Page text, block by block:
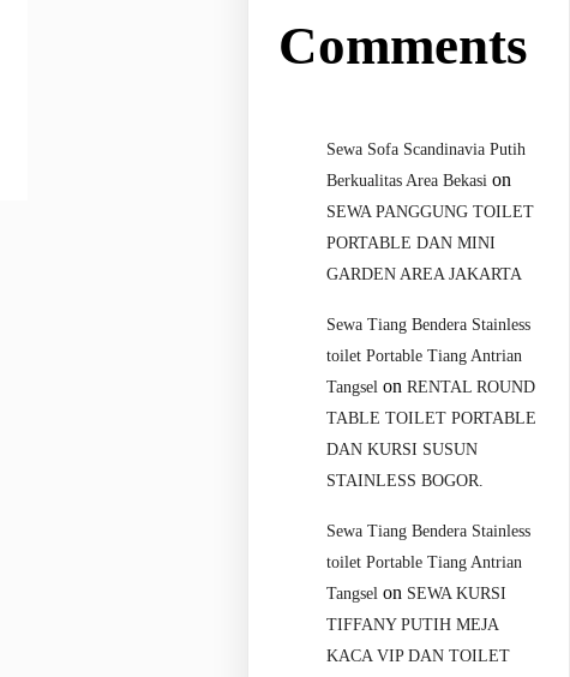
Comments
Sewa Sofa Scandinavia Putih
Berkualitas Area Bekasi on
SEWA PANGGUNG TOILET
PORTABLE DAN MINI
GARDEN AREA JAKARTA
Sewa Tiang Bendera Stainless
toilet Portable Tiang Antrian
Tangsel onRENTAL ROUND
TABLE TOILET PORTABLE
DAN KURSI SUSUN
STAINLESS BOGOR.
Sewa Tiang Bendera Stainless
toilet Portable Tiang Antrian
Tangsel on SEWA KURSI
TIFFANY PUTIH MEJA
KACA VIP DAN TOILET